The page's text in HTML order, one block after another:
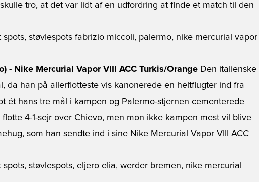
tro, at det var lidt af en udfordring at finde et match til den
- Nike Mercurial Vapor VIII ACC Turkis/Orange Den italienske
da han på allerflotteste vis kanonerede en heltflugter ind fra
ét hans tre mål i kampen og Palermo-stjernen cementerede
4-1-sejr over Chievo, men mon ikke kampen mest vil blive
som han sendte ind i sine Nike Mercurial Vapor VIII ACC